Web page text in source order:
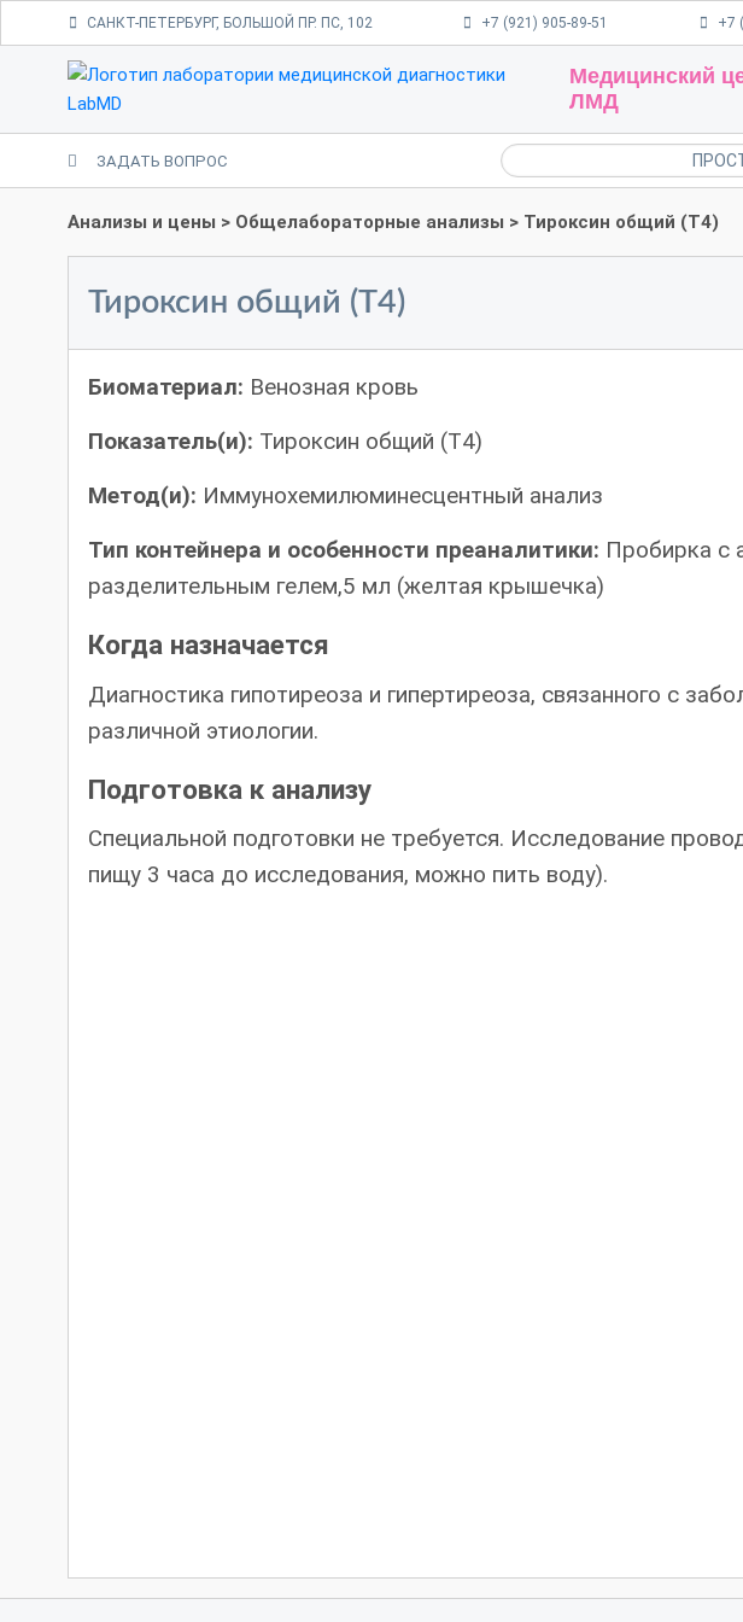
САНКТ-ПЕТЕРБУРГ, БОЛЬШОЙ ПР. ПС, 102 +7 (921) 905-89-51 +7
Медицинский
ЛМД
ЗАДАТЬ ВОПРОС
Анализы и цены > Общелабораторные анализы > Тироксин общий (Т4)
Тироксин общий (Т4)
Биоматериал: Венозная кровь
Показатель(и): Тироксин общий (Т4)
Метод(и): Иммунохемилюминесцентный анализ
Тип контейнера и особенности преаналитики: Пробирка с
разделительным гелем,5 мл (желтая крышечка)
Когда назначается
Диагностика гипотиреоза и гипертиреоза, связанного с
различной этиологии.
Подготовка к анализу
Специальной подготовки не требуется. Исследование
пищу 3 часа до исследования, можно пить воду).